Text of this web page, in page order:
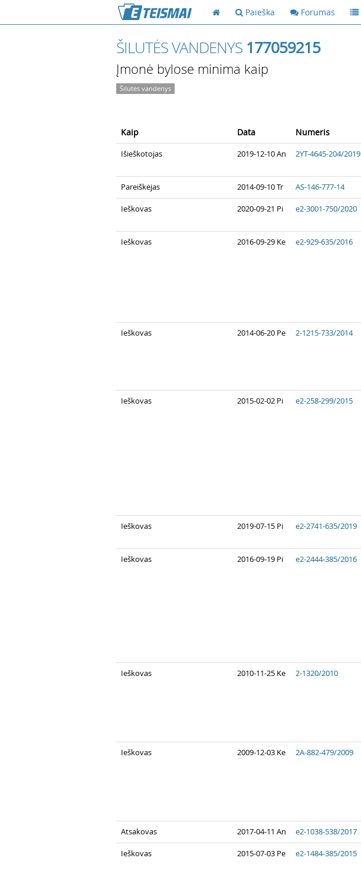
Paieška Forumas
ŠILUTĖS VANDENYS 177059215
Įmonė bylose minima kaip
Šilutės vandenys
Kaip Data Numeris
Išieškotojas 2019-12-10 An 2YT-4645-204/2019
Pareiškėjas 2014-09-10 Tr AS-146-777-14
Ieškovas 2020-09-21 Pi e2-3001-750/2020
Ieškovas 2016-09-29 Ke e2-929-635/2016
Ieškovas 2014-06-20 Pe 2-1215-733/2014
Ieškovas 2015-02-02 Pi e2-258-299/2015
Ieškovas 2019-07-15 Pi e2-2741-635/2019
Ieškovas 2016-09-19 Pi e2-2444-385/2016
Ieškovas 2010-11-25 Ke 2-1320/2010
Ieškovas 2009-12-03 Ke 2A-882-479/2009
Atsakovas 2017-04-11 An e2-1038-538/2017
Ieškovas 2015-07-03 Pe e2-1484-385/2015